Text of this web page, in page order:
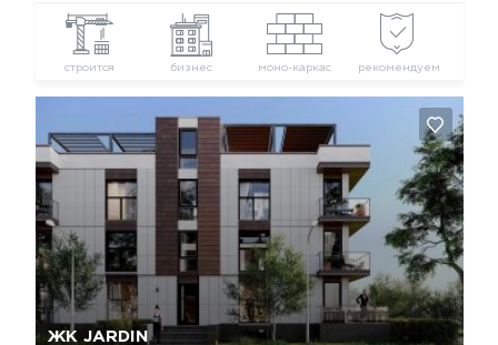
строится бизнес моно-каркас рекомендуем
ЖК JARDIN
Да, удалить Отмена